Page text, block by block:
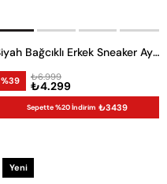
Siyah Bağcıklı Erkek Sneaker Ayakkabı
%39 ₺4.299
₺6.999
Sepette %20 İndirim ₺3439
Yeni